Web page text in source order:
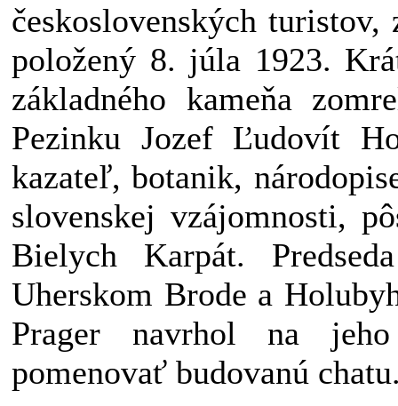
československých
položený 8. júla 1923.
základného kameňa
Pezinku Jozef Ľudovít
kazateľ, botanik,
slovenskej vzájomnosti,
Bielych Karpát.
Uherskom Brode a
Prager navrhol na
pomenovať budovanú